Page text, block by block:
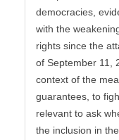
democracies,
with the
rights since the
of September 11,
context of the
guarantees, to
relevant to ask
the inclusion in